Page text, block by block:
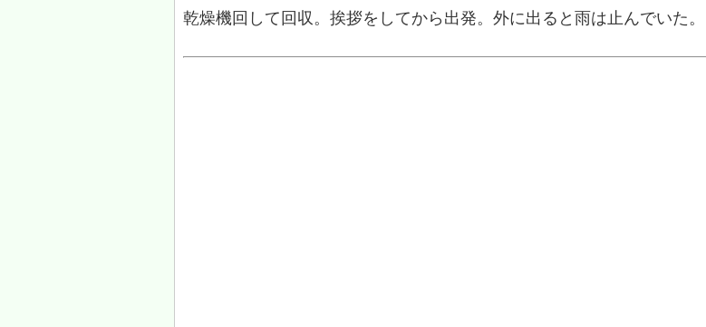
乾燥機回して回収。挨拶をしてから出発。外に出ると雨は止んでいた。